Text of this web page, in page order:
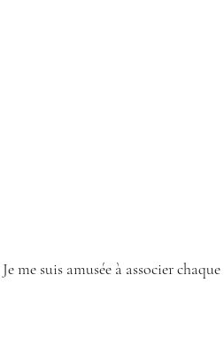
Je me suis amusée à associer